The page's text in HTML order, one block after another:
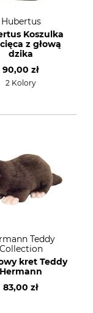
Hubertus
Koszulka
z głową
dzika
90,00 zł
2 Kolory
Teddy
Collection
kret Teddy
Hermann
83,00 zł